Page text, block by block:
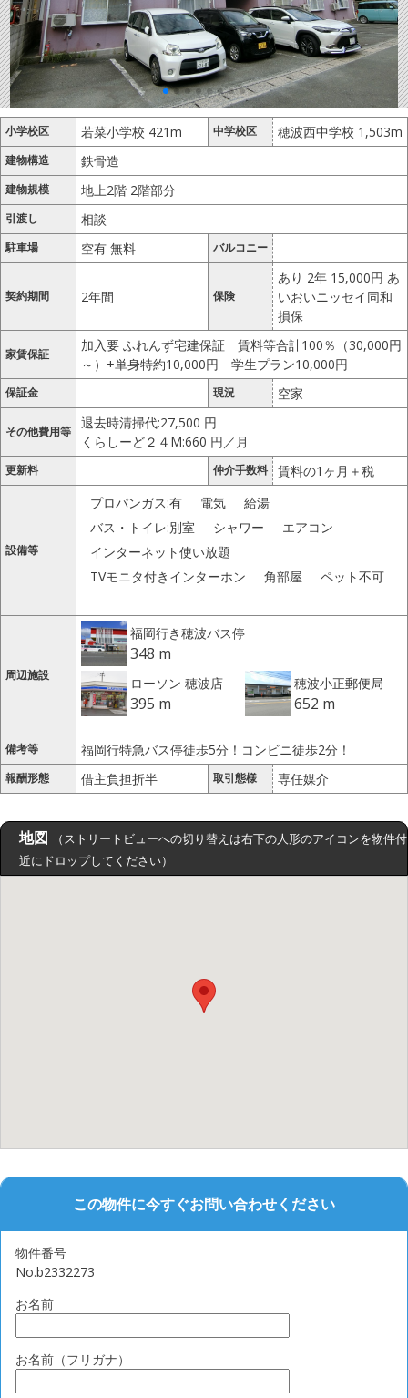
小学校区 若菜小学校 421m 中学校区 穂波西中学校 1,503m
建物構造 鉄骨造
建物規模 地上2階 2階部分
引渡し 相談
駐車場 空有 無料 バルコニー
契約期間 2年間 保険
あり 2年 15,000円 あ
いおいニッセイ同和
損保
家賃保証
加入要 ふれんず宅建保証 賃料等合計100％（30,000円
～）+単身特約10,000円 学生プラン10,000円
保証金 現況 空家
その他費用等
退去時清掃代:27,500 円
くらしーど２４M:660 円／月
更新料 仲介手数料 賃料の1ヶ月＋税
設備等
プロパンガス:有 電気
給湯
バス・トイレ:別室
シャワー
エアコン
インターネット使い放題
TVモニタ付きインターホン
角部屋 ペット不可
周辺施設
福岡行き穂波バス停
348 m
ローソン 穂波店
395 m
穂波小正郵便局
652 m
備考等 福岡行特急バス停徒歩5分！コンビニ徒歩2分！
報酬形態 借主負担折半 取引態様 専任媒介
地図
（ストリートビューへの切り替えは右下の人形のアイコンを物件付
近にドロップしてください）
この物件に今すぐお問い合わせください
物件番号
No.b2332273
お名前
お名前（フリガナ）